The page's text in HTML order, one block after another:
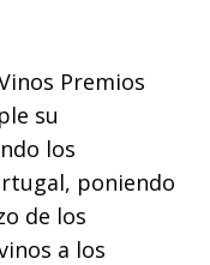
Premios
su
los
poniendo
de los
a los